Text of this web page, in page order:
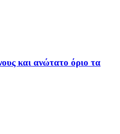
και ανώτατο όριο τα